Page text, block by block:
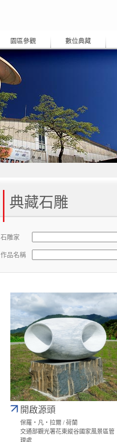
園區參觀 數位典藏
典藏石雕
石雕家
作品名稱
開啟源頭
保羅‧凡‧拉爾 / 荷蘭
交通部觀光署花東縱谷國家風景區管
理處